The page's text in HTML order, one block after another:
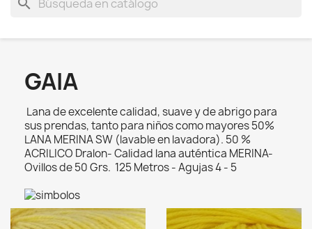
GAIA
Lana de excelente calidad, suave y de abrigo para
sus prendas, tanto para niños como mayores 50%
LANA MERINA SW (lavable en lavadora). 50 %
ACRILICO Dralon- Calidad lana auténtica MERINA-
Ovillos de 50 Grs. 125 Metros - Agujas 4 - 5